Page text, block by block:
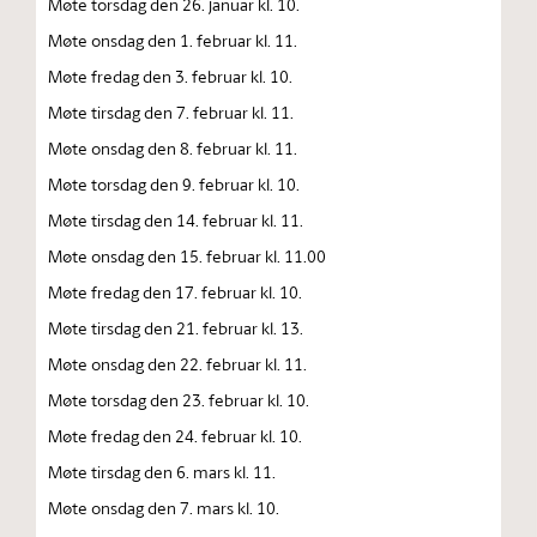
Møte onsdag den 1. februar kl. 11.
Møte fredag den 3. februar kl. 10.
Møte tirsdag den 7. februar kl. 11.
Møte onsdag den 8. februar kl. 11.
Møte torsdag den 9. februar kl. 10.
Møte tirsdag den 14. februar kl. 11.
Møte onsdag den 15. februar kl. 11.00
Møte fredag den 17. februar kl. 10.
Møte tirsdag den 21. februar kl. 13.
Møte onsdag den 22. februar kl. 11.
Møte torsdag den 23. februar kl. 10.
Møte fredag den 24. februar kl. 10.
Møte tirsdag den 6. mars kl. 11.
Møte onsdag den 7. mars kl. 10.